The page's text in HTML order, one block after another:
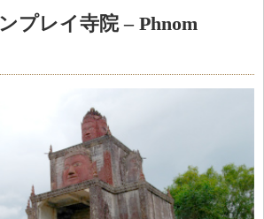
プレイ寺院 – Phnom